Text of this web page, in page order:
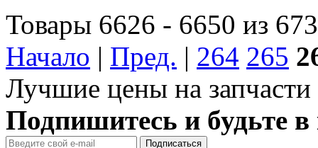
Товары 6626 - 6650 из
Начало | Пред. | 264 265
Лучшие цены на запчасти
Подпишитесь и будьте в